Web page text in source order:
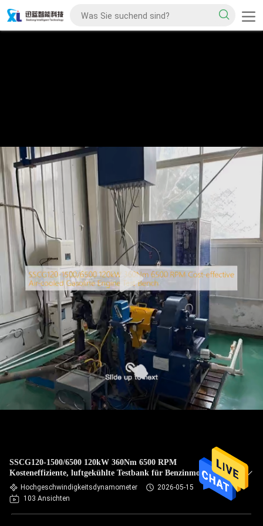
SSCG120-1500/6500 120kW 360Nm 6500 RPM
Kosteneffiziente, luftgekühlte Testbank für Benzinmotoren
Hochgeschwindigkeitsdynamometer
2026-05-15
103 Ansichten